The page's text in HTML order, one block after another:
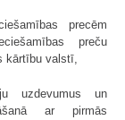
precēm
preču
kārtību valstī,
uzdevumus un
ar pirmās